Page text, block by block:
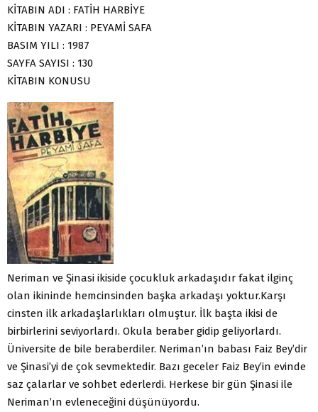
KİTABIN ADI : FATİH HARBİYE
KİTABIN YAZARI : PEYAMİ SAFA
BASIM YILI : 1987
SAYFA SAYISI : 130
KİTABIN KONUSU
Neriman ve Şinasi ikiside çocukluk arkadaşıdır fakat ilginç
olan ikininde hemcinsinden başka arkadaşı yoktur.Karşı
cinsten ilk arkadaşlarlıkları olmuştur. İlk başta ikisi de
birbirlerini seviyorlardı. Okula beraber gidip geliyorlardı.
Üniversite de bile beraberdiler. Neriman’ın babası Faiz Bey’dir
ve Şinasi’yi de çok sevmektedir. Bazı geceler Faiz Bey’in evinde
saz çalarlar ve sohbet ederlerdi. Herkese bir gün Şinasi ile
Neriman’ın evleneceğini düşünüyordu.